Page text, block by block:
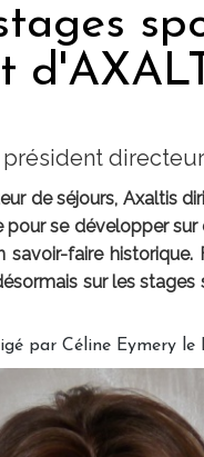
de séjours, Axaltis
se développer
faire
sur les
par Céline Eymery le